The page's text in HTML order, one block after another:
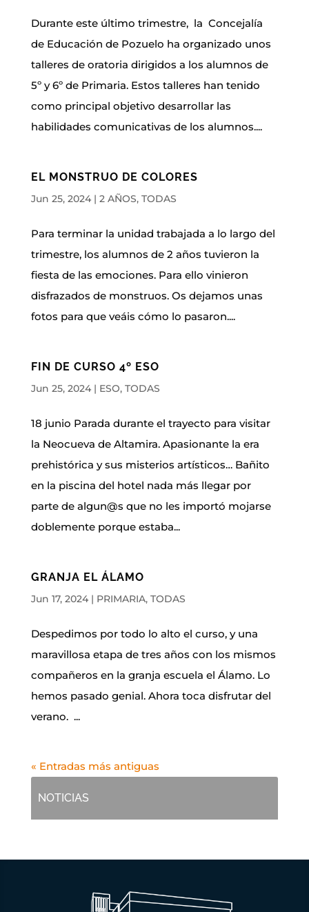
Durante este último trimestre, la Concejalía
de Educación de Pozuelo ha organizado unos
talleres de oratoria dirigidos a los alumnos de
5º y 6º de Primaria. Estos talleres han tenido
como principal objetivo desarrollar las
habilidades comunicativas de los alumnos....
EL MONSTRUO DE COLORES
Jun 25, 2024| 2 AÑOS, TODAS
Para terminar la unidad trabajada a lo largo del
trimestre, los alumnos de 2 años tuvieron la
fiesta de las emociones. Para ello vinieron
disfrazados de monstruos. Os dejamos unas
fotos para que veáis cómo lo pasaron....
FIN DE CURSO 4º ESO
Jun 25, 2024| ESO, TODAS
18 junio Parada durante el trayecto para visitar
la Neocueva de Altamira. Apasionante la era
prehistórica y sus misterios artísticos… Bañito
en la piscina del hotel nada más llegar por
parte de algun@s que no les importó mojarse
doblemente porque estaba...
GRANJA EL ÁLAMO
Jun 17, 2024| PRIMARIA, TODAS
Despedimos por todo lo alto el curso, y una
maravillosa etapa de tres años con los mismos
compañeros en la granja escuela el Álamo. Lo
hemos pasado genial. Ahora toca disfrutar del
verano. ...
« Entradas más antiguas
NOTICIAS